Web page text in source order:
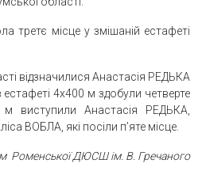
третє місце у змішаній естафеті
відзначилися Анастасія РЕДЬКА
4х400 м здобули четверте
виступили Анастасія РЕДЬКА,
ВОБЛА, які посіли п’яте місце.
Роменської ДЮСШ ім. В. Гречаного